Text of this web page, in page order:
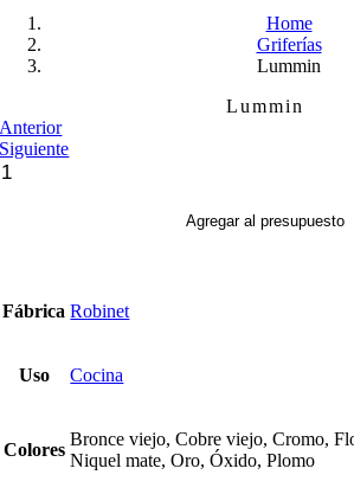
Home
Griferías
Lummin
Lummin
Anterior
Siguiente
Agregar al presupuesto
Fábrica Robinet
Uso Cocina
Colores
Bronce viejo, Cobre viejo, Cromo,
Niquel mate, Oro, Óxido, Plomo